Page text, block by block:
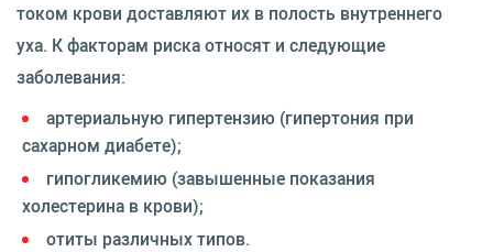
током крови доставляют их в полость внутреннего
уха. К факторам риска относят и следующие
заболевания:
артериальную гипертензию (гипертония при
сахарном диабете);
гипогликемию (завышенные показания
холестерина в крови);
отиты различных типов.